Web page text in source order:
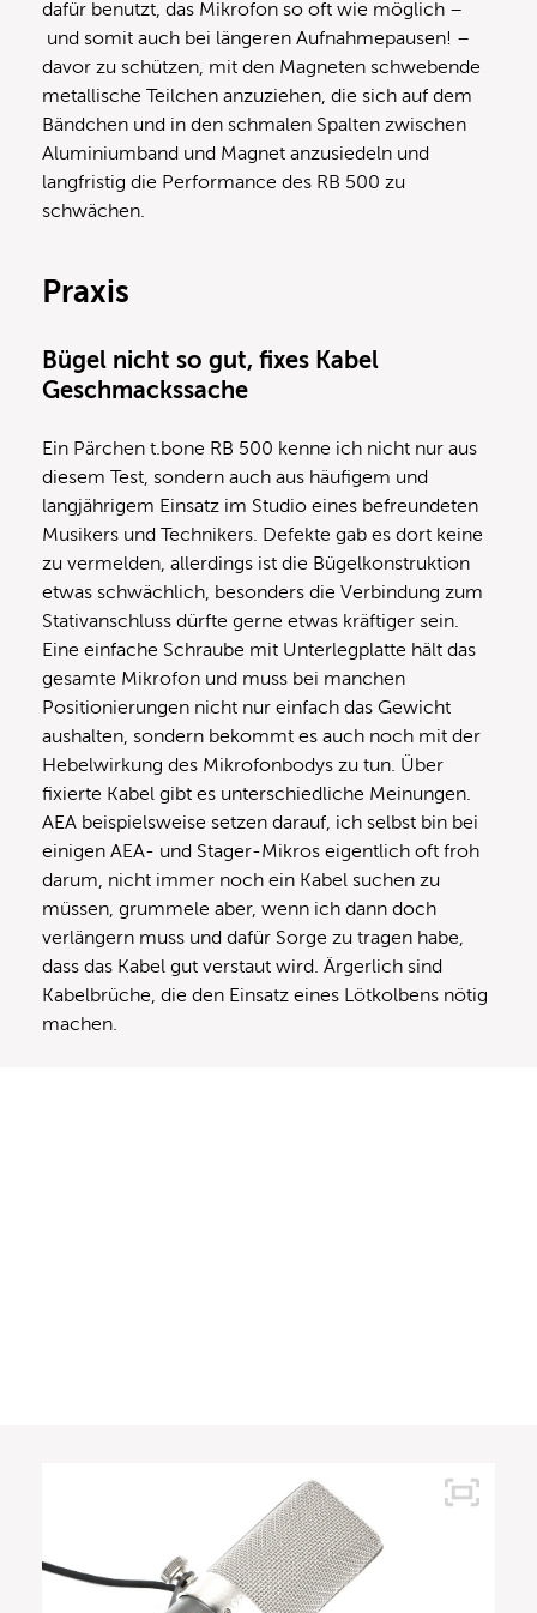
dafür benutzt, das Mikrofon so oft wie möglich –
und somit auch bei längeren Aufnahmepausen! –
davor zu schützen, mit den Magneten schwebende
metallische Teilchen anzuziehen, die sich auf dem
Bändchen und in den schmalen Spalten zwischen
Aluminiumband und Magnet anzusiedeln und
langfristig die Performance des RB 500 zu
schwächen.
Praxis
Bügel nicht so gut, fixes Kabel
Geschmackssache
Ein Pärchen t.bone RB 500 kenne ich nicht nur aus
diesem Test, sondern auch aus häufigem und
langjährigem Einsatz im Studio eines befreundeten
Musikers und Technikers. Defekte gab es dort keine
zu vermelden, allerdings ist die Bügelkonstruktion
etwas schwächlich, besonders die Verbindung zum
Stativanschluss dürfte gerne etwas kräftiger sein.
Eine einfache Schraube mit Unterlegplatte hält das
gesamte Mikrofon und muss bei manchen
Positionierungen nicht nur einfach das Gewicht
aushalten, sondern bekommt es auch noch mit der
Hebelwirkung des Mikrofonbodys zu tun. Über
fixierte Kabel gibt es unterschiedliche Meinungen.
AEA beispielsweise setzen darauf, ich selbst bin bei
einigen AEA- und Stager-Mikros eigentlich oft froh
darum, nicht immer noch ein Kabel suchen zu
müssen, grummele aber, wenn ich dann doch
verlängern muss und dafür Sorge zu tragen habe,
dass das Kabel gut verstaut wird. Ärgerlich sind
Kabelbrüche, die den Einsatz eines Lötkolbens nötig
machen.